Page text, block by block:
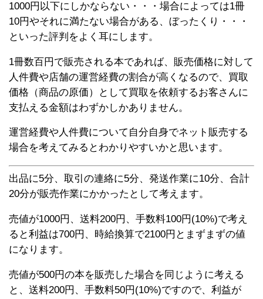
1000円以下にしかならない・・・場合によっては1冊
10円やそれに満たない場合がある、ぼったくり・・・
といった評判をよく耳にします。
1冊数百円で販売される本であれば、販売価格に対して
人件費や店舗の運営経費の割合が高くなるので、買取
価格（商品の原価）として買取を依頼するお客さんに
支払える金額はわずかしかありません。
運営経費や人件費について自分自身でネット販売する
場合を考えてみるとわかりやすいかと思います。
出品に5分、取引の連絡に5分、発送作業に10分、合計
20分が販売作業にかかったとして考えます。
売値が1000円、送料200円、手数料100円(10%)で考え
ると利益は700円、時給換算で2100円とまずまずの値
になります。
売値が500円の本を販売した場合を同じように考える
と、送料200円、手数料50円(10%)ですので、利益が